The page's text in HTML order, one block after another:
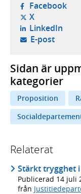
Facebook-
X- öppnas i
LinkedIn-
E-post-
Sidan är
kategorier
Proposition
Relaterat
Stärkt trygghet
Publicerad 14 juli
från